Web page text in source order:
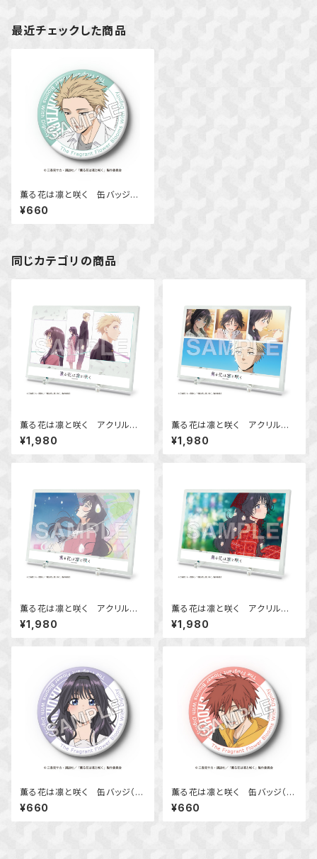
最近チェックした商品
薫る花は凛と咲く 缶バッジ
（紬 凛太郎）
¥660
同じカテゴリの商品
薫る花は凛と咲く アクリルビ
ジュアルボード Ver.A
¥1,980
薫る花は凛と咲く アクリルビ
ジュアルボード Ver.B
¥1,980
薫る花は凛と咲く アクリルビ
ジュアルボード Ver.C
¥1,980
薫る花は凛と咲く アクリルビ
ジュアルボード Ver.D
¥1,980
薫る花は凛と咲く 缶バッジ（和
栗 薫子）
¥660
薫る花は凛と咲く 缶バッジ（宇
佐美 翔平）
¥660